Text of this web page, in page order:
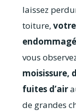
laissez
toiture,
endommagé
vous
moisissure,
fuites d’air
de grandes